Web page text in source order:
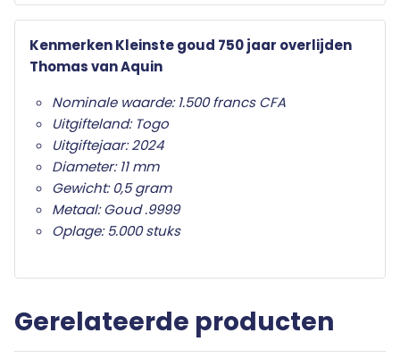
belangrijk figuur in de filosofie en theologie, met
wereldwijd.
Deze massief gouden herdenkingsuitgifte wordt
geleverd in houten cassette met certificaat van
echtheid.
Kenmerken Kleinste goud 750 jaar overlijden
Thomas van Aquin
Nominale waarde: 1.500 francs CFA
Uitgifteland: Togo
Uitgiftejaar: 2024
Diameter: 11 mm
Gewicht: 0,5 gram
Metaal: Goud .9999
Oplage: 5.000 stuks
Gerelateerde producten